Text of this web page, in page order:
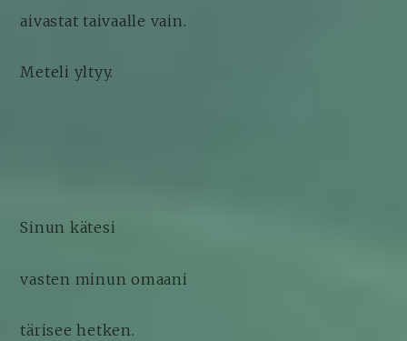
aivastat taivaalle vain.
Meteli yltyy.
Sinun kätesi
vasten minun omaani
tärisee hetken.